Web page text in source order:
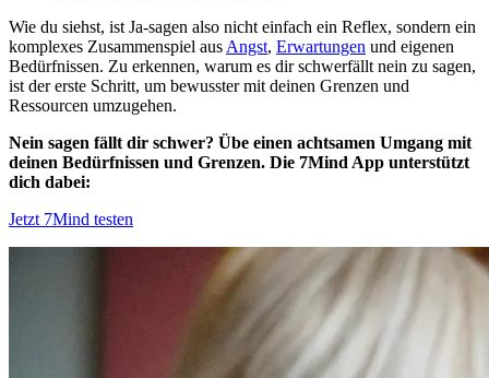
Wie du siehst, ist Ja-sagen also nicht einfach ein Reflex, sondern ein
komplexes Zusammenspiel aus Angst, Erwartungen und eigenen
Bedürfnissen. Zu erkennen, warum es dir schwerfällt nein zu sagen,
ist der erste Schritt, um bewusster mit deinen Grenzen und
Ressourcen umzugehen.
Nein sagen fällt dir schwer? Übe einen achtsamen Umgang mit
deinen Bedürfnissen und Grenzen. Die 7Mind App unterstützt
dich dabei:
Jetzt 7Mind testen